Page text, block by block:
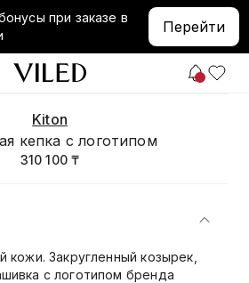
при заказе в
Перейти
Kiton
кепка с логотипом
310 100 ₸
кожи. Закругленный козырек,
с логотипом бренда